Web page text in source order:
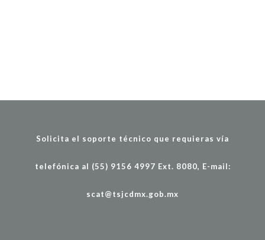
Solicita el soporte técnico que requieras vía
telefónica al (55) 9156 4997 Ext. 8080, E-mail:
scat@tsjcdmx.gob.mx